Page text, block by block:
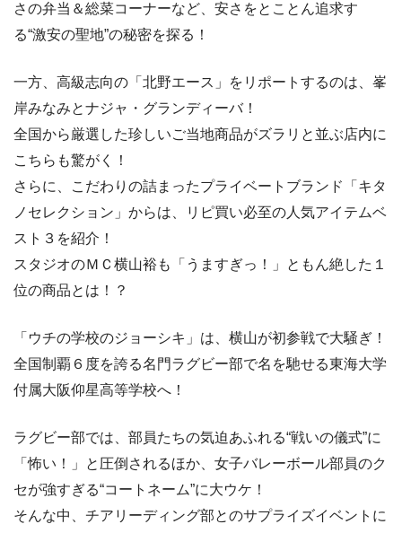
さの弁当＆総菜コーナーなど、安さをとことん追求す
る“激安の聖地”の秘密を探る！
一方、高級志向の「北野エース」をリポートするのは、峯
岸みなみとナジャ・グランディーバ！
全国から厳選した珍しいご当地商品がズラリと並ぶ店内に
こちらも驚がく！
さらに、こだわりの詰まったプライベートブランド「キタ
ノセレクション」からは、リピ買い必至の人気アイテムベ
スト３を紹介！
スタジオのＭＣ横山裕も「うますぎっ！」ともん絶した１
位の商品とは！？
「ウチの学校のジョーシキ」は、横山が初参戦で大騒ぎ！
全国制覇６度を誇る名門ラグビー部で名を馳せる東海大学
付属大阪仰星高等学校へ！
ラグビー部では、部員たちの気迫あふれる“戦いの儀式”に
「怖い！」と圧倒されるほか、女子バレーボール部員のク
セが強すぎる“コートネーム”に大ウケ！
そんな中、チアリーディング部とのサプライズイベントに